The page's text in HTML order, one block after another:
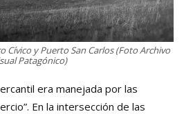
Cívico y Puerto San Carlos (Foto Archivo
Patagónico)
era manejada por las
En la intersección de las